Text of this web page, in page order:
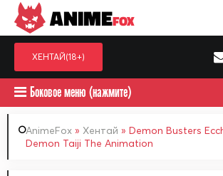
ANIMEFOX
ХЕНТАЙ(18+)
Боковое меню (нажмите)
AnimeFox » Хентай » Demon Busters
Demon Taiji The Animation